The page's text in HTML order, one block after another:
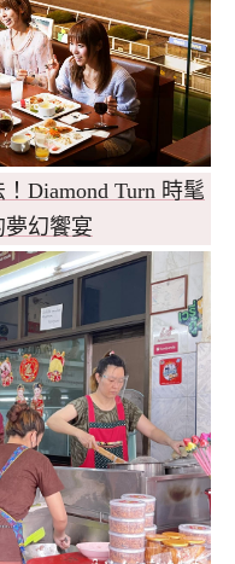
Diamond Turn 時髦
幻饗宴